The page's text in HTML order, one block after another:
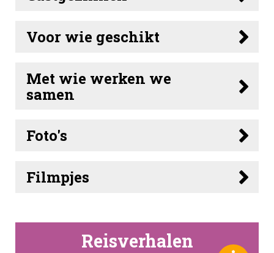
Voor wie geschikt
Met wie werken we
samen
Foto's
Filmpjes
Reisverhalen